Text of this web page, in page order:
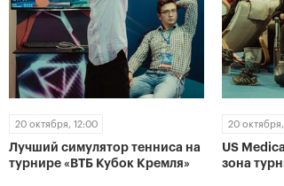
20 октября, 12:00
Лучший симулятор тенниса на
турнире «ВТБ Кубок Кремля»
20 октября,
US
зона